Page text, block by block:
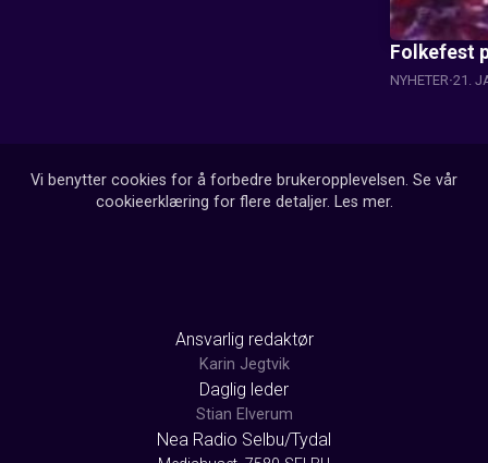
Folkefest
NYHETER 21.
Vi benytter cookies for å forbedre brukeropplevelsen. Se vår
cookieerklæring for flere detaljer. Les mer.
Ansvarlig redaktør
Karin Jegtvik
Daglig leder
Stian Elverum
Nea Radio Selbu/Tydal